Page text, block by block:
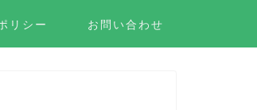
リシー お問い合わせ